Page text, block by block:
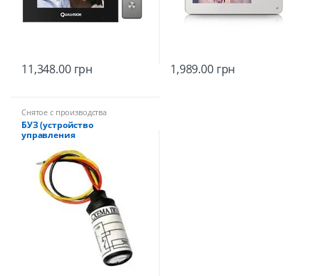
11,348.00грн 1,989.00грн
Снятое с производства
БУЗ (устройство
управления
замком)